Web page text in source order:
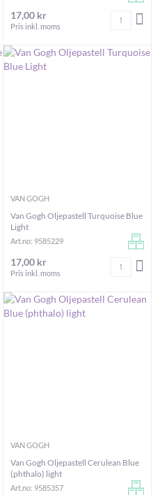
LÄGG I VARUKORGEN
17,00 kr
Pris inkl. moms
Antal
LÄGG I VARUKORGEN
VAN GOGH
Van Gogh Oljepastell Turquoise Blue
Light
Art.no: 9585229
17,00 kr
Pris inkl. moms
Antal
VAN GOGH
Van Gogh Oljepastell Cerulean Blue
(phthalo) light
Art.no: 9585357